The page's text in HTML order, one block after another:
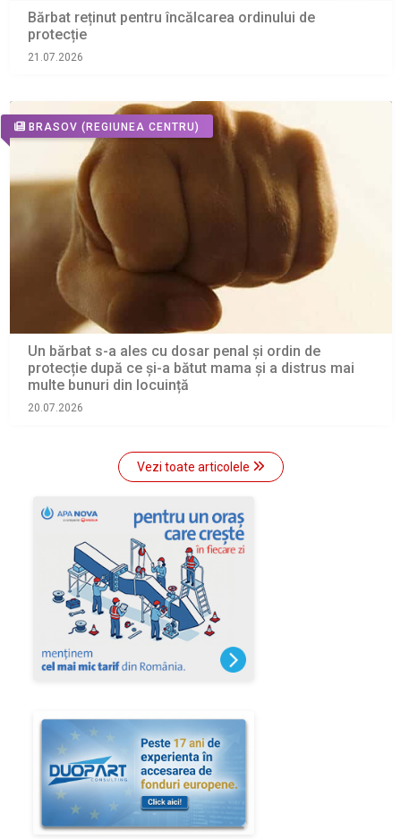
Bărbat reținut pentru încălcarea ordinului de
protecție
21.07.2026
BRASOV (REGIUNEA CENTRU)
Un bărbat s-a ales cu dosar penal și ordin de
protecție după ce și-a bătut mama și a distrus mai
multe bunuri din locuință
20.07.2026
Vezi toate articolele